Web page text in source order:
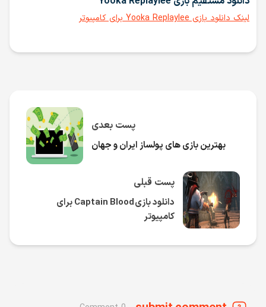
لینک دانلود بازی Yooka Replaylee برای کامپیوتر
پست قبلی
دانلود بازی Captain Blood برای
کامپیوتر
پست بعدی
بهترین بازی های پولساز ایران و جهان